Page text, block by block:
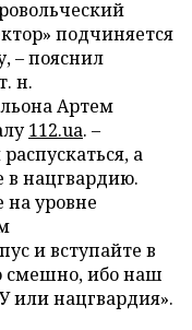
подчиняется
– пояснил
н.
Артем
112.ua. –
а
в нацгвардию.
уровне
и вступайте в
смешно, ибо наш
или нацгвардия».